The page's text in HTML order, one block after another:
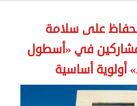
على سلامة
في «أسطول
أولوية أساسية